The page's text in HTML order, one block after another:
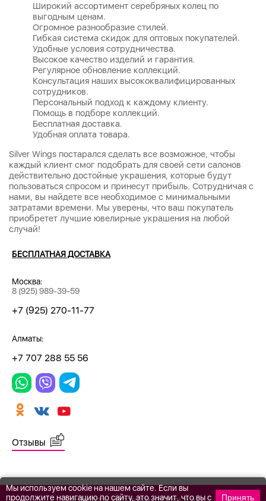
Широкий ассортимент серебряных колец по
выгодным ценам.
Огромное разнообразие стилей.
Гибкая система скидок для оптовых покупателей.
Удобные условия сотрудничества.
Высокое качество изделий и гарантия.
Регулярное обновление коллекций.
Консультация наших высококвалифицированных
сотрудников.
Персональный подход к каждому клиенту.
Помощь в подборе коллекций.
Бесплатная доставка.
Удобная оплата товара.
Silver Wings постарался сделать все возможное, чтобы
каждый клиент смог подобрать для своей сети салонов
действительно достойные украшения, которые будут
пользоваться спросом и принесут прибыль. Сотрудничая с
нами, вы найдете все необходимое с минимальными
затратами времени. Мы уверены, что ваш покупатель
приобретет лучшие ювелирные украшения на любой
случай!
БЕСПЛАТНАЯ ДОСТАВКА
Москва:
8 (925) 989-39-59
+7 (925) 270-11-77
Алматы:
+7 707 288 55 56
Отзывы
Мы используем cookie на нашем сайте. Если вы
продолжите навигацию по сайту, это значит, что вы с
Принять